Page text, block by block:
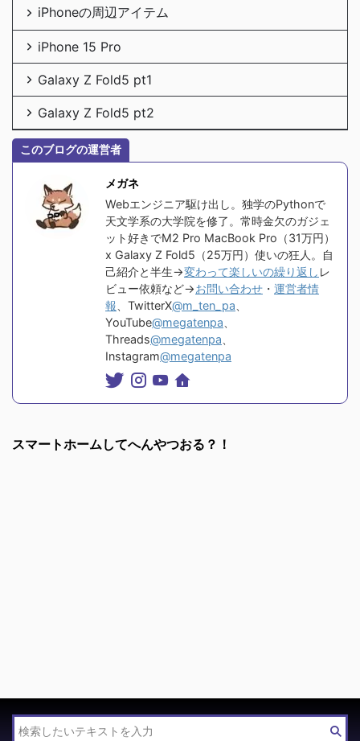
iPhoneの周辺アイテム
iPhone 15 Pro
Galaxy Z Fold5 pt1
Galaxy Z Fold5 pt2
このブログの運営者
メガネ
Webエンジニア駆け出し。独学のPythonで
天文学系の大学院を修了。常時金欠のガジェ
ット好きでM2 Pro MacBook Pro（31万円）
x Galaxy Z Fold5（25万円）使いの狂人。自
己紹介と半生→変わって楽しいの繰り返し レ
ビュー依頼など→お問い合わせ ・ 運営者情
報 、TwitterX@m_ten_pa
YouTube@megatenpa
Threads@megatenpa
Instagram@megatenpa
スマートホームしてへんやつおる？！